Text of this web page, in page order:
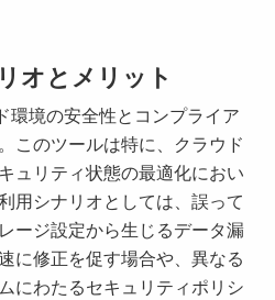
オとメリット
環境の安全性とコンプライア
このツールは特に、クラウド
ュリティ状態の最適化におい
用シナリオとしては、誤って
ージ設定から生じるデータ漏
に修正を促す場合や、異なる
にわたるセキュリティポリシ